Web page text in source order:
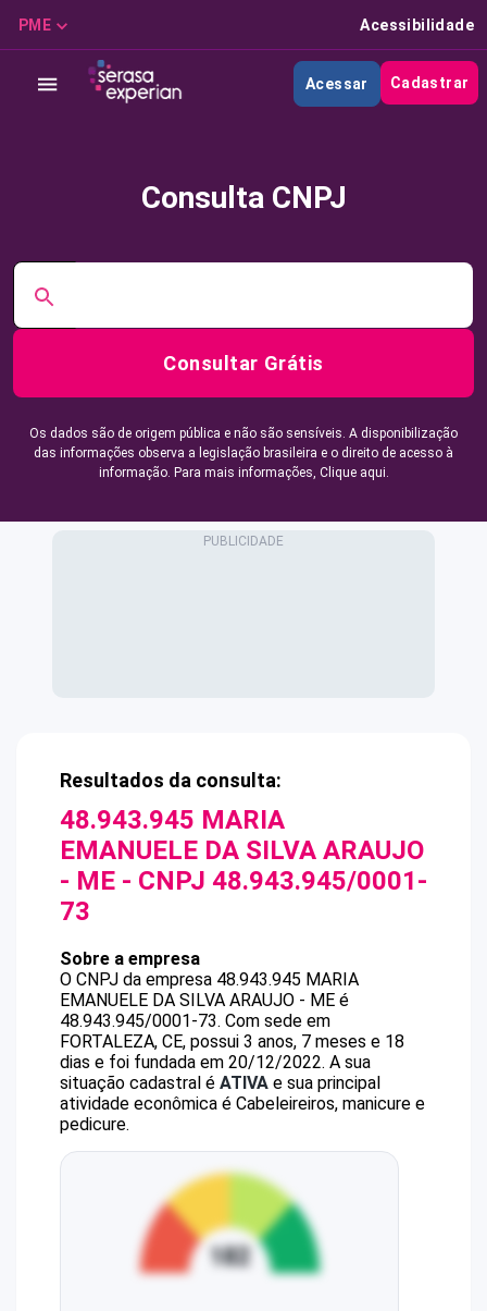
PME Acessibilidade
Acessar Cadastrar
Consulta CNPJ
Consultar Grátis
Os dados são de origem pública e não são sensíveis. A disponibilização
das informações observa a legislação brasileira e o direito de acesso à
informação. Para mais informações, Clique aqui.
Resultados da consulta:
48.943.945 MARIA
EMANUELE DA SILVA ARAUJO
- ME - CNPJ 48.943.945/0001-
73
Sobre a empresa
O CNPJ da empresa 48.943.945 MARIA
EMANUELE DA SILVA ARAUJO - ME é
48.943.945/0001-73. Com sede em
FORTALEZA, CE, possui 3 anos, 7 meses e 18
dias e foi fundada em 20/12/2022. A sua
situação cadastral é ATIVA e sua principal
atividade econômica é Cabeleireiros, manicure e
pedicure.